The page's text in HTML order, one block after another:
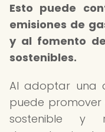
Esto puede
emisiones de
y al fomento
sostenibles.
Al adoptar una
puede promover
sostenible y